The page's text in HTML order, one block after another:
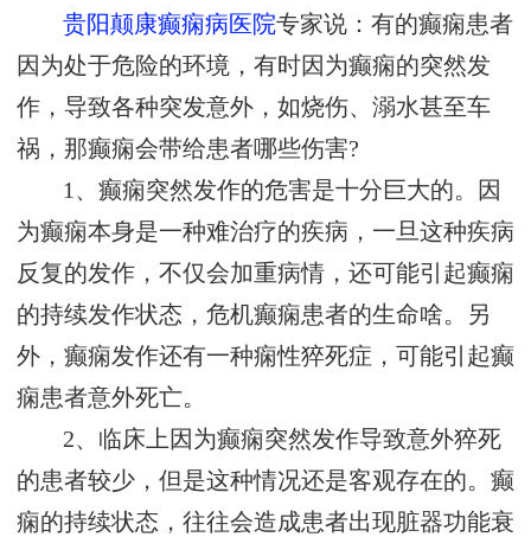
贵阳颠康癫痫病医院专家说：有的癫痫患者
因为处于危险的环境，有时因为癫痫的突然发
作，导致各种突发意外，如烧伤、溺水甚至车
祸，那癫痫会带给患者哪些伤害?
1、癫痫突然发作的危害是十分巨大的。因
为癫痫本身是一种难治疗的疾病，一旦这种疾病
反复的发作，不仅会加重病情，还可能引起癫痫
的持续发作状态，危机癫痫患者的生命啥。另
外，癫痫发作还有一种痫性猝死症，可能引起癫
痫患者意外死亡。
2、临床上因为癫痫突然发作导致意外猝死
的患者较少，但是这种情况还是客观存在的。癫
痫的持续状态，往往会造成患者出现脏器功能衰